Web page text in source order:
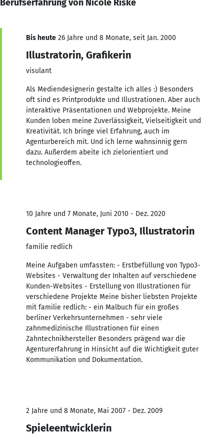
Berufserfahrung von Nicole Riske
Bis heute 26 Jahre und 8 Monate, seit Jan. 2000
Illustratorin, Grafikerin
visulant
Als Mediendesignerin gestalte ich alles :) Besonders
oft sind es Printprodukte und Illustrationen. Aber auch
interaktive Präsentationen und Webprojekte. Meine
Kunden loben meine Zuverlässigkeit, Vielseitigkeit und
Kreativität. Ich bringe viel Erfahrung, auch im
Agenturbereich mit. Und ich lerne wahnsinnig gern
dazu. Außerdem abeite ich zielorientiert und
technologieoffen.
10 Jahre und 7 Monate, Juni 2010 - Dez. 2020
Content Manager Typo3, Illustratorin
familie redlich
Meine Aufgaben umfassten: - Erstbefüllung von Typo3-
Websites - Verwaltung der Inhalten auf verschiedene
Kunden-Websites - Erstellung von Illustrationen für
verschiedene Projekte Meine bisher liebsten Projekte
mit familie redlich: - ein Malbuch für ein großes
berliner Verkehrsunternehmen - sehr viele
zahnmedizinische Illustrationen für einen
Zahntechnikhersteller Besonders prägend war die
Agenturerfahrung in Hinsicht auf die Wichtigkeit guter
Kommunikation und Dokumentation.
2 Jahre und 8 Monate, Mai 2007 - Dez. 2009
Spieleentwicklerin